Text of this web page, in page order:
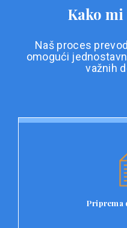
Kako
Naš proces
omogući
važnih
Priprema
Prvi korak u našem
dokumentacije.
dokumenta, kao i